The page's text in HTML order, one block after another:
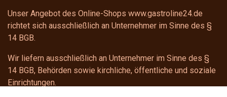
Unser Angebot des Online-Shops www.gastroline24.de
richtet sich ausschließlich an Unternehmer im Sinne des §
14 BGB.
Wir liefern ausschließlich an Unternehmer im Sinne des §
14 BGB, Behörden sowie kirchliche, öffentliche und soziale
Einrichtungen.